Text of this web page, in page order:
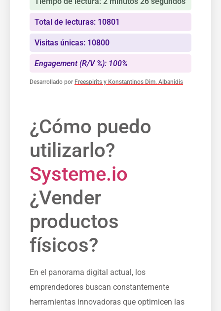
Total de lecturas: 10801
Visitas únicas: 10800
Engagement (R/V %): 100%
Desarrollado por Freespirits y Konstantinos Dim. Albanidis
¿Cómo puedo
utilizarlo?
Systeme.io
¿Vender
productos
físicos?
En el panorama digital actual, los
emprendedores buscan constantemente
herramientas innovadoras que optimicen las